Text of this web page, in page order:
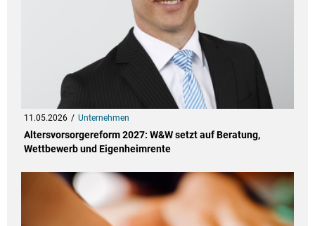
11.05.2026 Unternehmen
Altersvorsorgereform 2027: W&W setzt auf Beratung,
Wettbewerb und Eigenheimrente